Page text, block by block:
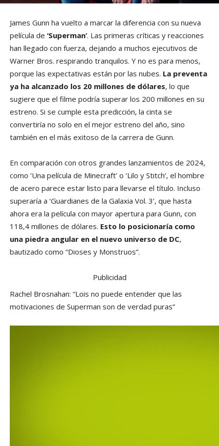
James Gunn ha vuelto a marcar la diferencia con su nueva
película de ‘Superman’. Las primeras críticas y reacciones
han llegado con fuerza, dejando a muchos ejecutivos de
Warner Bros. respirando tranquilos. Y no es para menos,
porque las expectativas están por las nubes. La preventa
ya ha alcanzado los 20 millones de dólares, lo que
sugiere que el filme podría superar los 200 millones en su
estreno. Si se cumple esta predicción, la cinta se
convertiría no solo en el mejor estreno del año, sino
también en el más exitoso de la carrera de Gunn.
En comparación con otros grandes lanzamientos de 2024,
como ‘Una película de Minecraft’ o ‘Lilo y Stitch’, el hombre
de acero parece estar listo para llevarse el título. Incluso
superaría a ‘Guardianes de la Galaxia Vol. 3’, que hasta
ahora era la película con mayor apertura para Gunn, con
118,4 millones de dólares. Esto lo posicionaría como
una piedra angular en el nuevo universo de DC,
bautizado como “Dioses y Monstruos”.
Publicidad
Rachel Brosnahan: “Lois no puede entender que las
motivaciones de Superman son de verdad puras”